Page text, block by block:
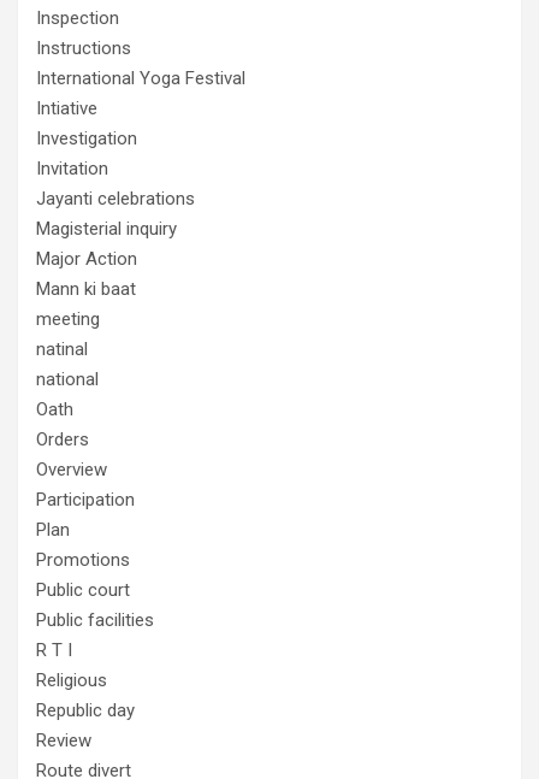
Inspection
Instructions
International Yoga Festival
Intiative
Investigation
Invitation
Jayanti celebrations
Magisterial inquiry
Major Action
Mann ki baat
meeting
natinal
national
Oath
Orders
Overview
Participation
Plan
Promotions
Public court
Public facilities
R T I
Religious
Republic day
Review
Route divert